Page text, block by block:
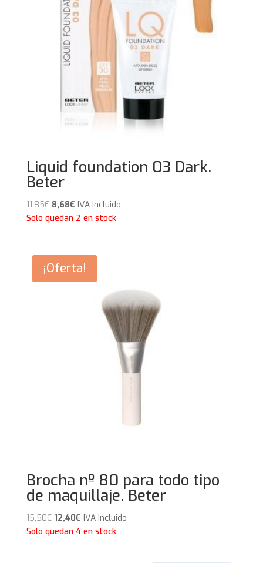
Liquid foundation 03 Dark.
Beter
11,85€ El
precio
11,85€.
8,68€El
precio
8,68€.
IVA Incluido
Solo quedan 2 en stock
¡Oferta!
Brocha nº 80 para todo tipo
de maquillaje. Beter
15,50€ El
precio
12,40€El
precio
IVA Incluido
Solo quedan 4 en stock